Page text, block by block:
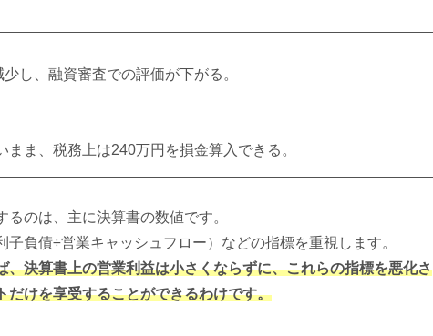
し、融資審査での評価が下がる。
ま、税務上は240万円を損金算入できる。
のは、主に決算書の数値です。
子負債÷営業キャッシュフロー）などの指標を重視します。
、決算書上の営業利益は小さくならずに、これらの指標を悪化さ
だけを享受することができるわけです。